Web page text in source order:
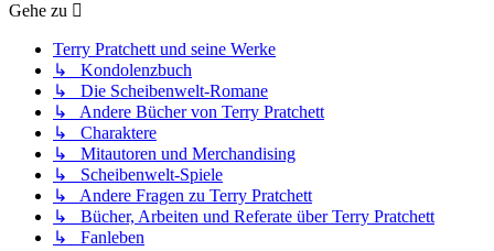
Gehe zu
Terry Pratchett und seine Werke
↳ Kondolenzbuch
↳ Die Scheibenwelt-Romane
↳ Andere Bücher von Terry Pratchett
↳ Charaktere
↳ Mitautoren und Merchandising
↳ Scheibenwelt-Spiele
↳ Andere Fragen zu Terry Pratchett
↳ Bücher, Arbeiten und Referate über Terry Pratchett
↳ Fanleben